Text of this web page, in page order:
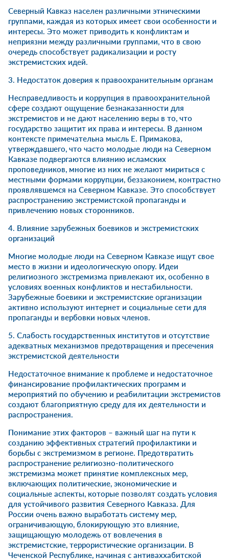
Северный Кавказ населен различными этническими
группами, каждая из которых имеет свои особенности и
интересы. Это может приводить к конфликтам и
неприязни между различными группами, что в свою
очередь способствует радикализации и росту
экстремистских идей.
3. Недостаток доверия к правоохранительным органам
Несправедливость и коррупция в правоохранительной
сфере создают ощущение безнаказанности для
экстремистов и не дают населению веры в то, что
государство защитит их права и интересы. В данном
контексте примечательна мысль Е. Примакова,
утверждавшего, что часто молодые люди на Северном
Кавказе подвергаются влиянию исламских
проповедников, многие из них не желают мириться с
местными формами коррупции, беззаконием, контрастно
проявлявшемся на Северном Кавказе. Это способствует
распространению экстремистской пропаганды и
привлечению новых сторонников.
4. Влияние зарубежных боевиков и экстремистских
организаций
Многие молодые люди на Северном Кавказе ищут свое
место в жизни и идеологическую опору. Идеи
религиозного экстремизма привлекают их, особенно в
условиях военных конфликтов и нестабильности.
Зарубежные боевики и экстремистские организации
активно используют интернет и социальные сети для
пропаганды и вербовки новых членов.
5. Слабость государственных институтов и отсутствие
адекватных механизмов предотвращения и пресечения
экстремистской деятельности
Недостаточное внимание к проблеме и недостаточное
финансирование профилактических программ и
мероприятий по обучению и реабилитации экстремистов
создают благоприятную среду для их деятельности и
распространения.
Понимание этих факторов – важный шаг на пути к
созданию эффективных стратегий профилактики и
борьбы с экстремизмом в регионе. Предотвратить
распространение религиозно-политического
экстремизма может принятие комплексных мер,
включающих политические, экономические и
социальные аспекты, которые позволят создать условия
для устойчивого развития Северного Кавказа. Для
России очень важно выработать систему мер,
ограничивающую, блокирующую это влияние,
защищающую молодежь от вовлечения в
экстремистские, террористические организации. В
Чеченской Республике, начиная с антиваххабитской